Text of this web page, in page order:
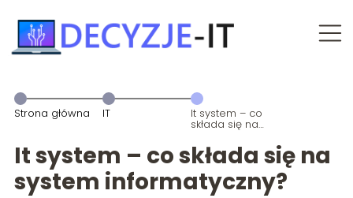
Strona główna IT It system – co
składa się na
informatyczny?
It system – co składa się na
system informatyczny?